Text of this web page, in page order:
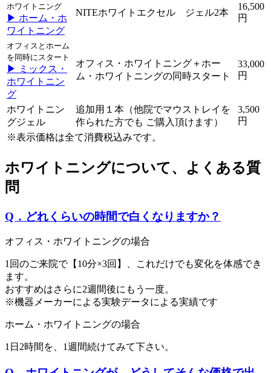
ホワイトニング
▶ ホーム・ホ
ワイトニング
NITEホワイトエクセル ジェル2本
16,500
円
オフィスとホーム
を同時にスタート
▶ ミックス・
ホワイトニン
グ
オフィス・ホワイトニング＋ホー
ム・ホワイトニングの同時スタート
33,000
円
ホワイトニン
グジェル
追加用１本（他院でマウストレイを
作られた方でも ご購入頂けます）
3,500
円
※表示価格は全て消費税込みです。
ホワイトニングについて、よくある質
問
Q．どれくらいの時間で白くなりますか？
オフィス・ホワイトニングの場合
1回のご来院で【10分×3回】、これだけでも変化を体感でき
ます。
おすすめはさらに2週間後にもう一度。
※機器メーカーによる実験データによる実績です
ホーム・ホワイトニングの場合
1日2時間を、1週間続けてみて下さい。